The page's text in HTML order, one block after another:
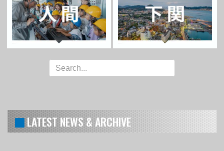
LATEST NEWS & ARCHIVE